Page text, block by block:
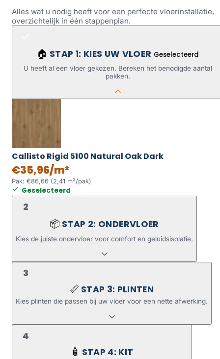
Alles wat u nodig heeft voor een perfecte vloerinstallatie,
overzichtelijk in één stappenplan.
🏠 STAP 1: KIES UW VLOER Geselecteerd
U heeft al een vloer gekozen. Bereken het benodigde aantal
pakken.
Callisto Rigid 5100 Natural Oak Dark
€35,96/m²
Pak: €86,66 (2,41 m²/pak)
Geselecteerd
2
📦 STAP 2: ONDERVLOER
Kies de juiste ondervloer voor comfort en geluidsisolatie.
3
📏 STAP 3: PLINTEN
Kies plinten die passen bij uw vloer voor een nette afwerking.
4
🧴 STAP 4: KIT